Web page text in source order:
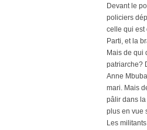
Devant le
policiers
celle qui est
Parti, et la
Mais de qui
patriarche?
Anne
mari. Mais
pâlir dans
plus en vue
Les